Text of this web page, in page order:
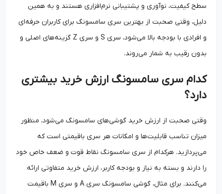
سطح کیفیت، نوآوری و پشتیبانی نرم‌افزاری هستند و به همین
دلیل، وقتی صحبت از بهترین سری سامسونگ برای کاربران حرفه‌ای
و افرادی با بودجه بالا می‌شود، سری S و سری Z گزینه‌های اصلی و
بدون رقیب به شمار می‌روند.
کدام سری سامسونگ ارزش خرید بیشتری
دارد؟
وقتی صحبت از ارزش خرید گوشی‌های سامسونگ می‌شود، منظور
میزان تناسب قابلیت‌ها و امکانات هر سری باقیمتی است که
می‌پردازید. هرکدام از سری سامسونگ نقاط قوت و ضعف خاص خود
را دارند و بسته به نیاز و بودجه کاربر، ارزش خرید متفاوتی ارائه
می‌کنند. برای مثال، گوشی سامسونگ سری A و سری M باقیمت